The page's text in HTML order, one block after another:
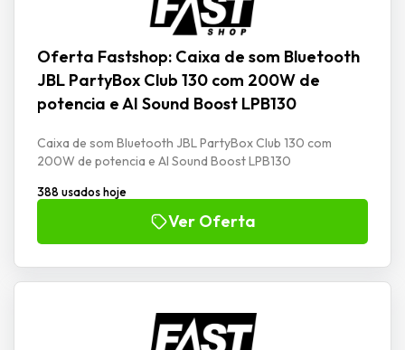
Oferta Fastshop: Caixa de som Bluetooth
JBL PartyBox Club 130 com 200W de
potencia e AI Sound Boost LPB130
Caixa de som Bluetooth JBL PartyBox Club 130 com
200W de potencia e AI Sound Boost LPB130
388 usados hoje
Ver Oferta